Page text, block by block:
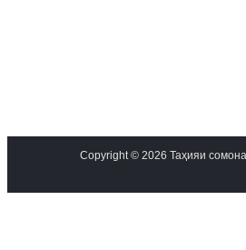
Copyright © 2026 Таҳияи